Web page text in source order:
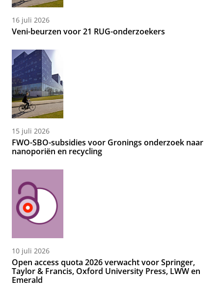
16 juli 2026
Veni-beurzen voor 21 RUG-onderzoekers
15 juli 2026
FWO-SBO-subsidies voor Gronings onderzoek naar
nanoporiën en recycling
10 juli 2026
Open access quota 2026 verwacht voor Springer,
Taylor & Francis, Oxford University Press, LWW en
Emerald